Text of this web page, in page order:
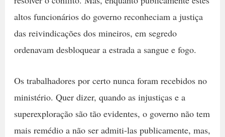
altos funcionários do governo reconheciam a justiça
das reivindicações dos mineiros, em segredo
ordenavam desbloquear a estrada a sangue e fogo.
Os trabalhadores por certo nunca foram recebidos no
ministério. Quer dizer, quando as injustiças e a
superexploração são tão evidentes, o governo não tem
mais remédio a não ser admiti-las publicamente, mas,